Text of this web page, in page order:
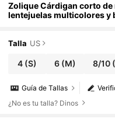
Zolique Cárdigan corto
lentejuelas multicolores y
Talla US
4 (S) 6 (M) 8/10
Guía de Tallas
¿No es tu talla? Dinos